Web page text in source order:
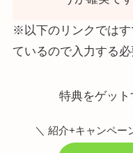
※以下のリンクでは
ているので入力する必
特典をゲッ
＼ 紹介+キャンペー